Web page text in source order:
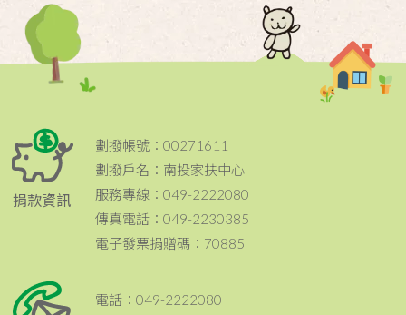
捐款資訊
劃撥帳號：00271611
劃撥戶名：南投家扶中心
服務專線：049-2222080
傳真電話：049-2230385
電子發票捐贈碼：70885
電話：049-2222080